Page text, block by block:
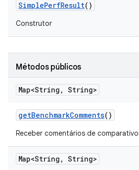
SimplePerfResult()
Construtor
Métodos públicos
Map<String , String>
getBenchmarkComments()
Receber comentários de
Map<String , String>